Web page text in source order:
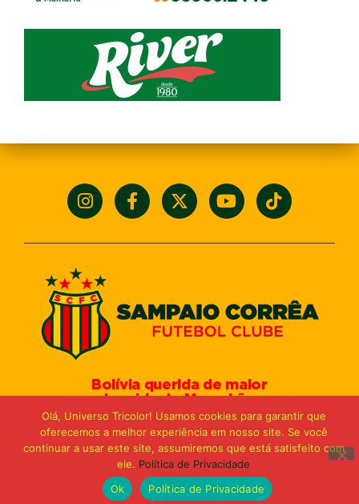
Bolívia querida de maior
torcida do Maranhão
Av. General Arthur Carvalho,
Turu Velho – São Luís-MA – CEP: 65066-320
Email: marketing@sampaiocorreafc.com.br
© 2021 • Sampaio Corrêa Futebol Clube
Web Design: MP Marketing, Promo e Digital
Olá, Universo Tricolor! Usamos cookies para garantir que
oferecemos a melhor experiência em nosso site. Se você
continuar a usar este site, assumiremos que está satisfeito com
ele. Política de Privacidade
Ok
Política de Privacidade